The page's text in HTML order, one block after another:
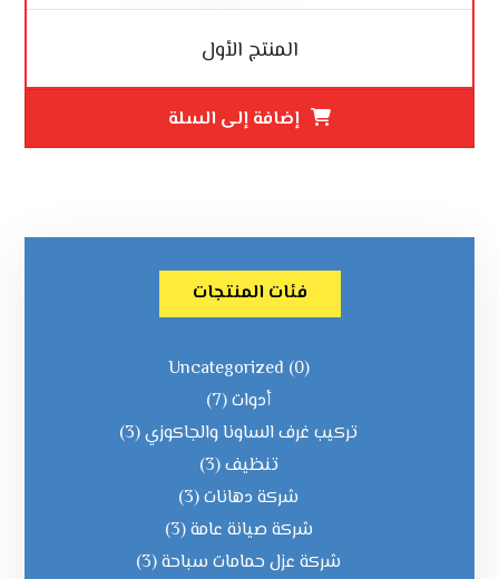
المنتج الأول
إضافة إلى السلة
فئات المنتجات
Uncategorized (0)
أدوات(7)
تركيب غرف الساونا والجاكوزي(3)
تنظيف(3)
شركة دهانات(3)
شركة صيانة عامة(3)
شركة عزل حمامات سباحة(3)